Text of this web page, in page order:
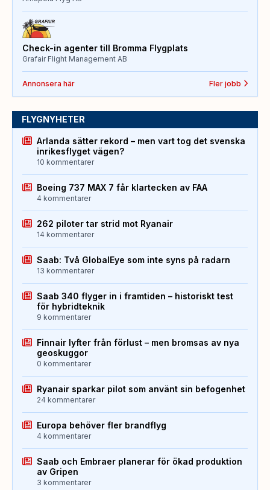
Check-in agenter till Bromma Flygplats
Grafair Flight Management AB
Annonsera här Fler jobb
FLYGNYHETER
Arlanda sätter rekord – men vart tog det svenska
inrikesflyget vägen?
10 kommentarer
Boeing 737 MAX 7 får klartecken av FAA
4 kommentarer
262 piloter tar strid mot Ryanair
14 kommentarer
Saab: Två GlobalEye som inte syns på radarn
13 kommentarer
Saab 340 flyger in i framtiden – historiskt test
för hybridteknik
9 kommentarer
Finnair lyfter från förlust – men bromsas av nya
geoskuggor
0 kommentarer
Ryanair sparkar pilot som använt sin befogenhet
24 kommentarer
Europa behöver fler brandflyg
4 kommentarer
Saab och Embraer planerar för ökad produktion
av Gripen
3 kommentarer